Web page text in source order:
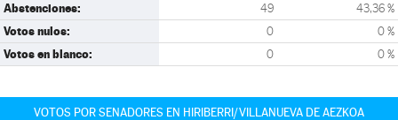
Abstenciones: 49 43,36 %
Votos nulos: 0 0 %
Votos en blanco: 0 0 %
VOTOS POR SENADORES EN HIRIBERRI/VILLANUEVA DE AEZKOA